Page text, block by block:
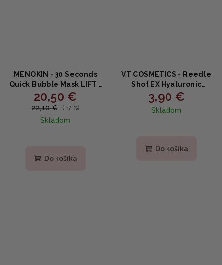
MENOKIN - 30 Seconds
Quick Bubble Mask LIFT -
Liftingová bublinková
maska s niacínamidom a
multi-hyaluronátmi 95ml
20,50 €
22,10 € (–7 %)
Skladom
produktu
Do košíka
VT COSMETICS - Reedle
Shot EX Hyaluronic
Modeling Pack -
Silikónová maska
s kyselinou hyalurónovou
3,90 €
Skladom
Do košíka